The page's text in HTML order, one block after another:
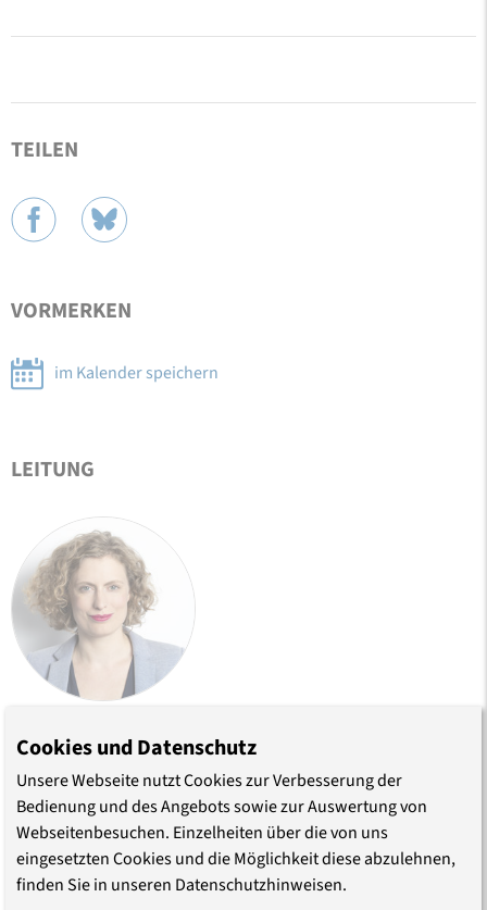
TEILEN
VORMERKEN
im Kalender speichern
LEITUNG
Dr. Friederike Krippner
Akademiedirektorin
Telefon (030) 203 55 - 505
E-Mail
Cookies und Datenschutz
Unsere Webseite nutzt Cookies zur Verbesserung der
Bedienung und des Angebots sowie zur Auswertung von
Webseitenbesuchen. Einzelheiten über die von uns
eingesetzten Cookies und die Möglichkeit diese abzulehnen,
finden Sie in unseren Datenschutzhinweisen.